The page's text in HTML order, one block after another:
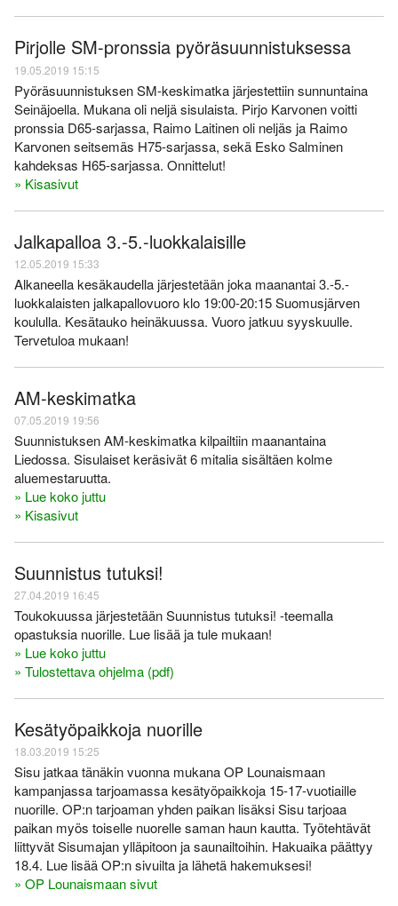
Pirjolle SM-pronssia pyöräsuunnistuksessa
19.05.2019 15:15
Pyöräsuunnistuksen SM-keskimatka järjestettiin sunnuntaina
Seinäjoella. Mukana oli neljä sisulaista. Pirjo Karvonen voitti
pronssia D65-sarjassa, Raimo Laitinen oli neljäs ja Raimo
Karvonen seitsemäs H75-sarjassa, sekä Esko Salminen
kahdeksas H65-sarjassa. Onnittelut!
» Kisasivut
Jalkapalloa 3.-5.-luokkalaisille
12.05.2019 15:33
Alkaneella kesäkaudella järjestetään joka maanantai 3.-5.-
luokkalaisten jalkapallovuoro klo 19:00-20:15 Suomusjärven
koululla. Kesätauko heinäkuussa. Vuoro jatkuu syyskuulle.
Tervetuloa mukaan!
AM-keskimatka
07.05.2019 19:56
Suunnistuksen AM-keskimatka kilpailtiin maanantaina
Liedossa. Sisulaiset keräsivät 6 mitalia sisältäen kolme
aluemestaruutta.
» Lue koko juttu
» Kisasivut
Suunnistus tutuksi!
27.04.2019 16:45
Toukokuussa järjestetään Suunnistus tutuksi! -teemalla
opastuksia nuorille. Lue lisää ja tule mukaan!
» Lue koko juttu
» Tulostettava ohjelma (pdf)
Kesätyöpaikkoja nuorille
18.03.2019 15:25
Sisu jatkaa tänäkin vuonna mukana OP Lounaismaan
kampanjassa tarjoamassa kesätyöpaikkoja 15-17-vuotiaille
nuorille. OP:n tarjoaman yhden paikan lisäksi Sisu tarjoaa
paikan myös toiselle nuorelle saman haun kautta. Työtehtävät
liittyvät Sisumajan ylläpitoon ja saunailtoihin. Hakuaika päättyy
18.4. Lue lisää OP:n sivuilta ja lähetä hakemuksesi!
» OP Lounaismaan sivut